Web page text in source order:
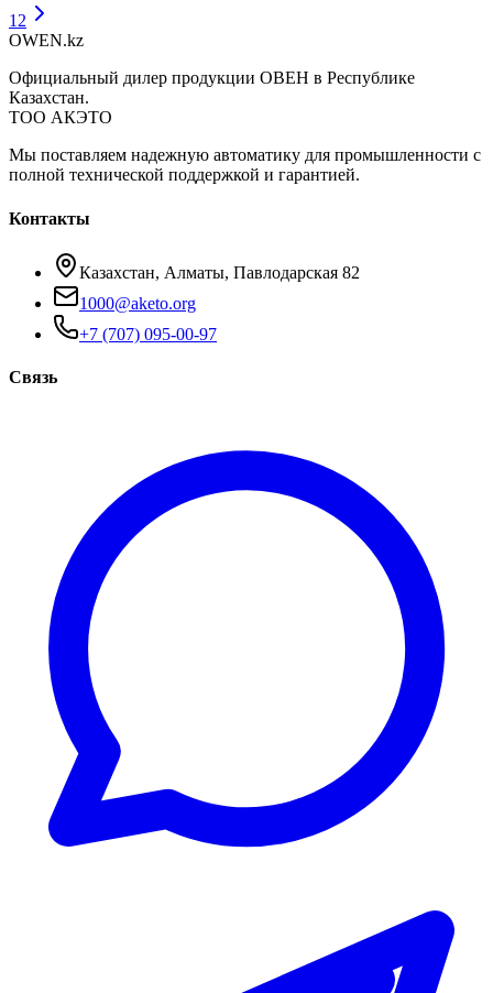
1 2
OWEN.kz
Официальный дилер продукции ОВЕН в Республике
Казахстан.
ТОО АКЭТО
Мы поставляем надежную автоматику для промышленности с
полной технической поддержкой и гарантией.
Контакты
Казахстан, Алматы, Павлодарская 82
1000@aketo.org
+7 (707) 095-00-97
Связь